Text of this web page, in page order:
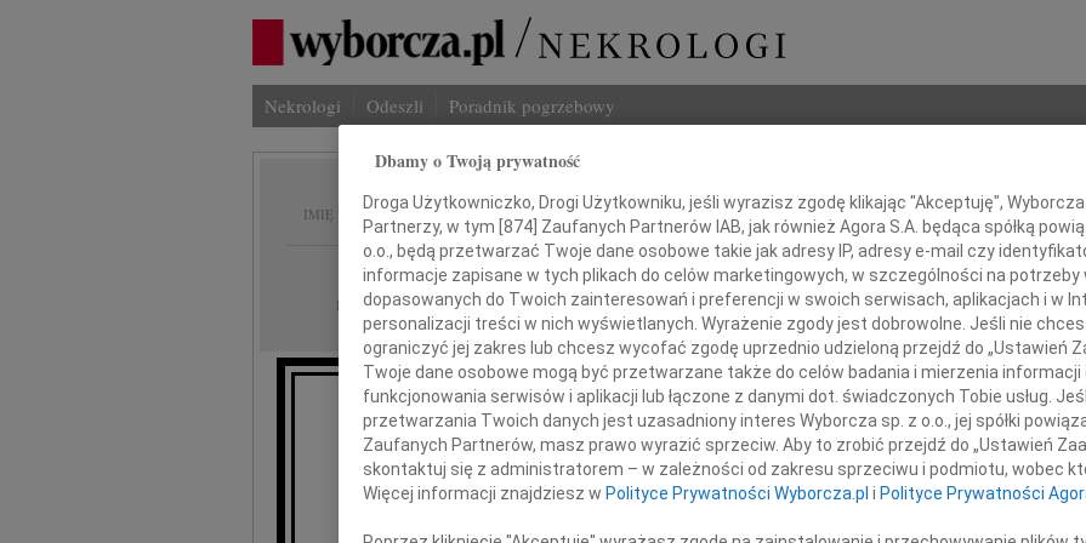
Nekrologi Odeszli Poradnik pogrzebowy
IMIĘ I NAZWISKO: Zofia Świda
REGION: Bydgoszcz
DATA EMISJI: 10.02.2011
Z głębokim żalem przyjęliśmy wiadomość o śmierci
Prof. zw. dr hab.
Imię i
INNE
Pani
Z
Dbamy o Twoją prywatność
Droga Użytkowniczko, Drogi Użytkowniku, jeśli wyrazisz zgodę klikając "Akceptuję",
Partnerzy, w tym [874] Zaufanych Partnerów IAB, jak również Agora S.A. będąca spółką
o.o., będą przetwarzać Twoje dane osobowe takie jak adresy IP, adresy e-mail czy
informacje zapisane w tych plikach do celów marketingowych, w szczególności na potrzeby
dopasowanych do Twoich zainteresowań i preferencji w swoich serwisach, aplikacjach i w
personalizacji treści w nich wyświetlanych. Wyrażenie zgody jest dobrowolne. Jeśli nie
ograniczyć jej zakres lub chcesz wycofać zgodę uprzednio udzieloną przejdź do „Ustawień
Twoje dane osobowe mogą być przetwarzane także do celów badania i mierzenia
funkcjonowania serwisów i aplikacji lub łączone z danymi dot. świadczonych Tobie usług.
przetwarzania Twoich danych jest uzasadniony interes Wyborcza sp. z o.o., jej spółki
Zaufanych Partnerów, masz prawo wyrazić sprzeciw. Aby to zrobić przejdź do „Ustawień
skontaktuj się z administratorem – w zależności od zakresu sprzeciwu i podmiotu, wobec
Więcej informacji znajdziesz w Polityce Prywatności Wyborcza.pl i Polityce Prywatności